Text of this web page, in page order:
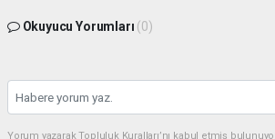
Okuyucu Yorumları (0)
Yorum yazarak Topluluk Kuralları’nı kabul etmiş